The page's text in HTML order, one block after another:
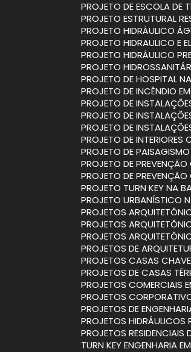
PROJETO DE ESCOLA DE
PROJETO ESTRUTURAL
PROJETO HIDRÁULICO
PROJETO HIDRAULICO E
PROJETO HIDRÁULICO
PROJETO
PROJETO DE HOSPITAL
PROJETO DE INCÊNDIO
PROJETO DE
PROJETO DE
PROJETO DE
PROJETO DE INTERIORES
PROJETO DE
PROJETO DE
PROJETO DE
PROJETO TURN KEY NA
PROJETO URBANÍSTICO
PROJETOS
PROJETOS
PROJETOS
PROJETOS DE
PROJETOS CASAS
PROJETOS DE CASAS
PROJETOS COMERCIAIS
PROJETOS
PROJETOS DE
PROJETOS HIDRÁULICOS
PROJETOS
TURN KEY ENGENHARIA